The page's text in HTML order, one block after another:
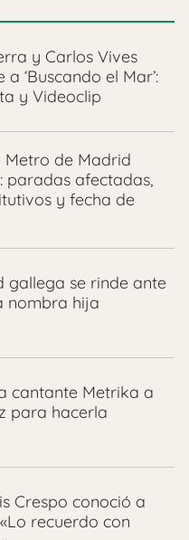
y Carlos Vives
‘Buscando el Mar’:
y Videoclip
Metro de Madrid
paradas afectadas,
y fecha de
gallega se rinde ante
nombra hija
cantante Metrika a
para hacerla
Crespo conoció a
recuerdo con